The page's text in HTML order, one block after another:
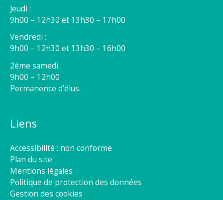
Jeudi :
9h00 – 12h30 et 13h30 – 17h00
Vendredi :
9h00 – 12h30 et 13h30 – 16h00
2éme samedi :
9h00 – 12h00
Permanence d’élus.
Liens
Accessibilité : non conforme
Plan du site
Mentions légales
Politique de protection des données
Gestion des cookies